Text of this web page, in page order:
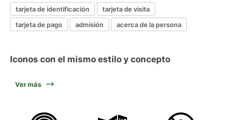
tarjeta de identificación
tarjeta de visita
tarjeta de pago
admisión acerca de la persona
Iconos con el mismo estilo y concepto
Ver más